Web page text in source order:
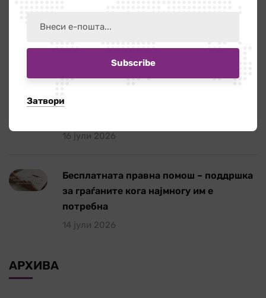
Повик за ангажирање на едукатор/ка
21 јули 2026
Работилница на тема „Болки во вратот
и ‘рбетот кои се шират во рацете и
16 јули 2026
Бесплатната правна помош – поддршка
за граѓаните кога најмногу им е
потребна
14 јули 2026
АРХИВА
Затвори